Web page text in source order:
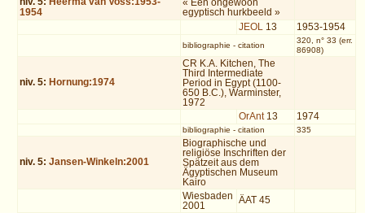
1954
« Een ongewoon
egyptisch hurkbeeld »
JEOL 13 1953-1954
bibliographie - citation
320, n° 33 (err.
86908)
niv. 5: Hornung:1974
CR K.A. Kitchen, The
Third Intermediate
Period in Egypt (1100-
650 B.C.), Warminster,
1972
OrAnt13 1974
bibliographie - citation 335
niv. 5:Jansen-Winkeln:2001
Biographische und
religiöse Inschriften der
Spätzeit aus dem
Ägyptischen Museum
Kairo
Wiesbaden
2001
ÄAT 45